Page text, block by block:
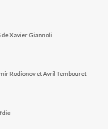
de Xavier Giannoli
Rodionov et Avril Tembouret